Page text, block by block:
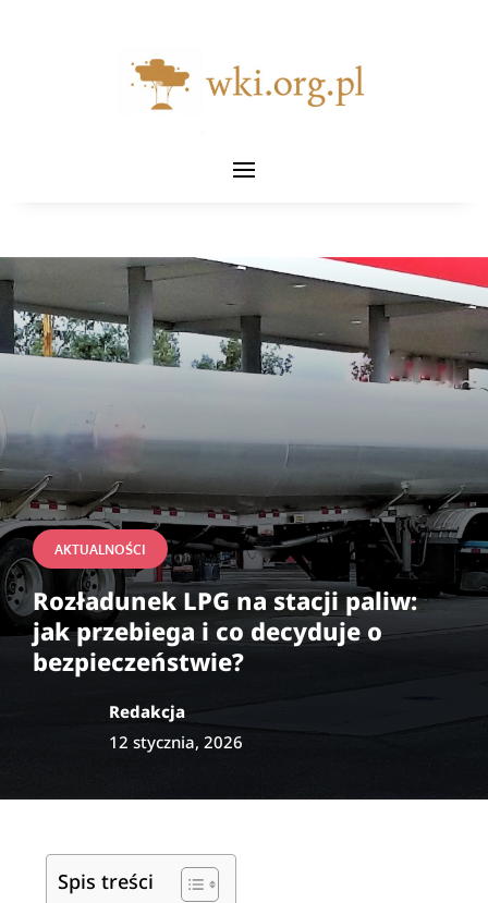
AKTUALNOŚCI
Rozładunek LPG na stacji paliw:
jak przebiega i co decyduje o
bezpieczeństwie?
Redakcja
12 stycznia, 2026
Spis treści